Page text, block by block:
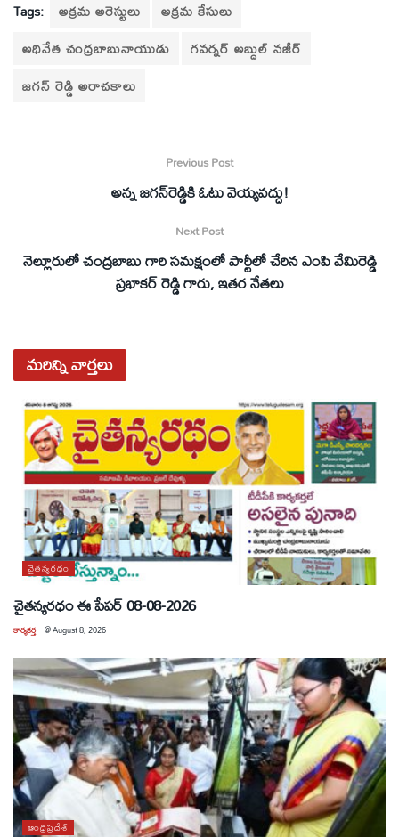
Tags: అక్రమ అరెస్టులు
అక్రమ కేసులు
అధినేత చంద్రబాబునాయుడు
గవర్నర్ అబ్దుల్ నజీర్
జగన్ రెడ్డి అరాచకాలు
Previous Post
అన్న జగన్‌రెడ్డికి ఓటు వెయ్యవద్దు!
Next Post
నెల్లూరులో చంద్రబాబు గారి సమక్షంలో పార్టీలో చేరిన ఎంపి వేమిరెడ్డి
ప్రభాకర్ రెడ్డి గారు, ఇతర నేతలు
మరిన్నివార్తలు
చైతన్యరధం
చైతన్యరధం ఈ పేపర్ 08-08-2026
కార్యకర్త @August 8, 2026
ఆంధ్రప్రదేశ్